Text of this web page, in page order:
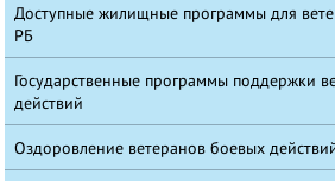
Доступные жилищные программы для
РБ
Государственные программы поддержки
действий
Оздоровление ветеранов боевых